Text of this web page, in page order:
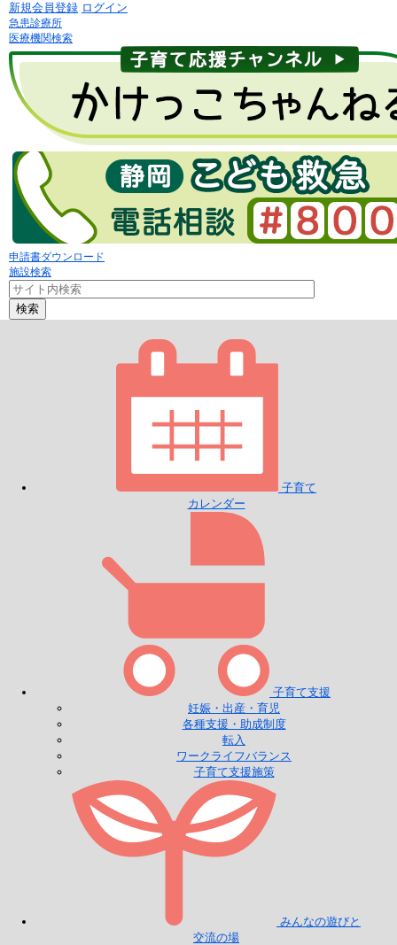
新規会員登録 ログイン
急患診療所
医療機関検索
申請書ダウンロード
施設検索
検索
子育て
カレンダー
子育て支援
妊娠・出産・育児
各種支援・助成制度
転入
ワークライフバランス
子育て支援施策
みんなの遊びと
交流の場